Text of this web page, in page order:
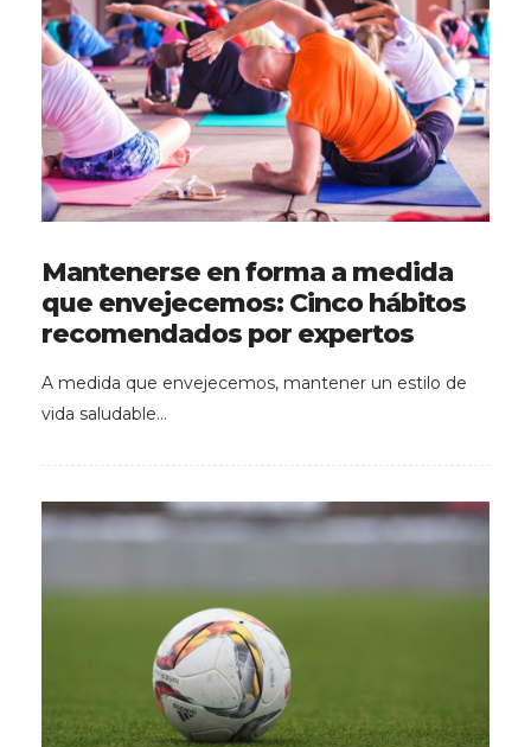
Mantenerse en forma a medida
que envejecemos: Cinco hábitos
recomendados por expertos
A medida que envejecemos, mantener un estilo de
vida saludable…